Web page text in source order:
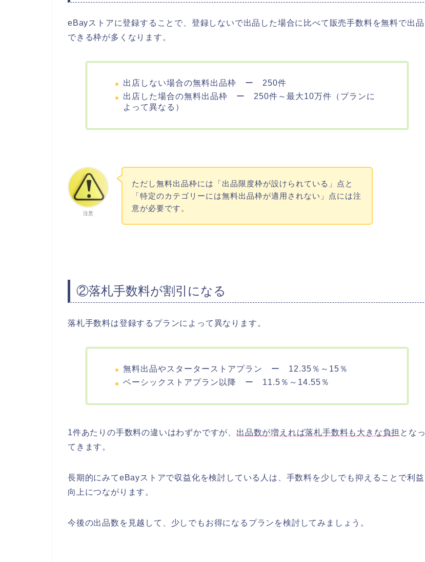
eBayストアに登録することで、登録しないで出品した場合に比べて販売手数料を無料で出品
できる枠が多くなります。
出店しない場合の無料出品枠 ー 250件
出店した場合の無料出品枠 ー 250件～最大10万件（プランに
よって異なる）
注意
ただし無料出品枠には「出品限度枠が設けられている」点と
「特定のカテゴリーには無料出品枠が適用されない」点には注
意が必要です。
②落札手数料が割引になる
落札手数料は登録するプランによって異なります。
無料出品やスターターストアプラン ー 12.35％～15％
ベーシックストアプラン以降 ー 11.5％～14.55％
1件あたりの手数料の違いはわずかですが、 出品数が増えれば落札手数料も大きな負担 となっ
てきます。
長期的にみてeBayストアで収益化を検討している人は、手数料を少しでも抑えることで利益
向上につながります。
今後の出品数を見越して、少しでもお得になるプランを検討してみましょう。